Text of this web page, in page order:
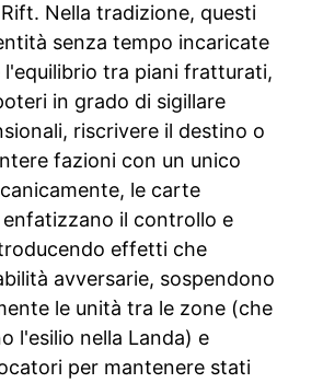
Nella tradizione, questi
senza tempo incaricate
l'equilibrio tra piani fratturati,
in grado di sigillare
riscrivere il destino o
fazioni con un unico
le carte
il controllo e
effetti che
avversarie, sospendono
le unità tra le zone (che
l'esilio nella Landa) e
per mantenere stati